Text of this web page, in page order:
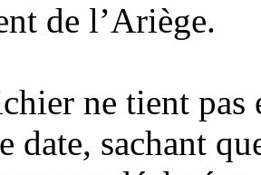
de l’Ariège.
ne tient pas
date, sachant